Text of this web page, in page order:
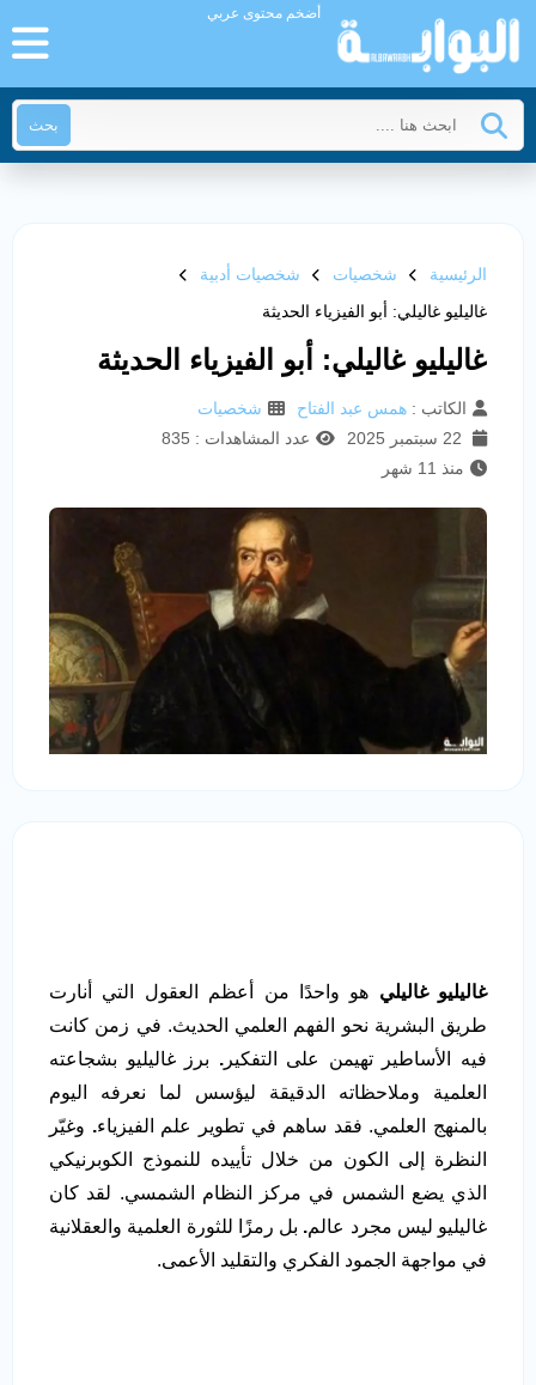
أضخم محتوى عربي
بحث
الرئيسية شخصيات
شخصيات أدبية
غاليليو غاليلي: أبو الفيزياء الحديثة
غاليليو غاليلي: أبو الفيزياء الحديثة
الكاتب : همس عبد الفتاح
شخصيات
عدد المشاهدات : 835
منذ 11 شهر
غاليليو غاليلي هو واحدًا من أعظم العقول التي أنارت
طريق البشرية نحو الفهم العلمي الحديث. في زمن كانت
فيه الأساطير تهيمن على التفكير. برز غاليليو بشجاعته
العلمية وملاحظاته الدقيقة ليؤسس لما نعرفه اليوم
بالمنهج العلمي. فقد ساهم في تطوير علم الفيزياء. وغيّر
النظرة إلى الكون من خلال تأييده للنموذج الكوبرنيكي
الذي يضع الشمس في مركز النظام الشمسي. لقد كان
غاليليو ليس مجرد عالم. بل رمزًا للثورة العلمية والعقلانية
في مواجهة الجمود الفكري والتقليد الأعمى.